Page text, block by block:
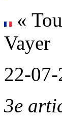
«
Vayer
22-
3e